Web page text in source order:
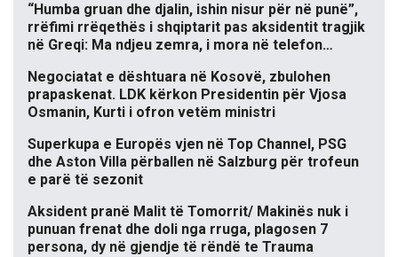
“Humba gruan dhe djalin, ishin nisur për në punë”,
rrëfimi rrëqethës i shqiptarit pas aksidentit tragjik
në Greqi: Ma ndjeu zemra, i mora në telefon…
Negociatat e dështuara në Kosovë, zbulohen
prapaskenat. LDK kërkon Presidentin për Vjosa
Osmanin, Kurti i ofron vetëm ministri
Superkupa e Europës vjen në Top Channel, PSG
dhe Aston Villa përballen në Salzburg për trofeun
e parë të sezonit
Aksident pranë Malit të Tomorrit/ Makinës nuk i
punuan frenat dhe doli nga rruga, plagosen 7
persona, dy në gjendje të rëndë te Trauma